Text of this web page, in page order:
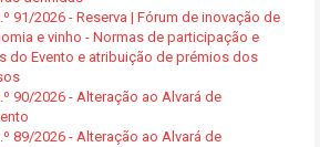
91/2026 - Reserva | Fórum de inovação de
e vinho - Normas de participação e
do Evento e atribuição de prémios dos
90/2026 - Alteração ao Alvará de
89/2026 - Alteração ao Alvará de